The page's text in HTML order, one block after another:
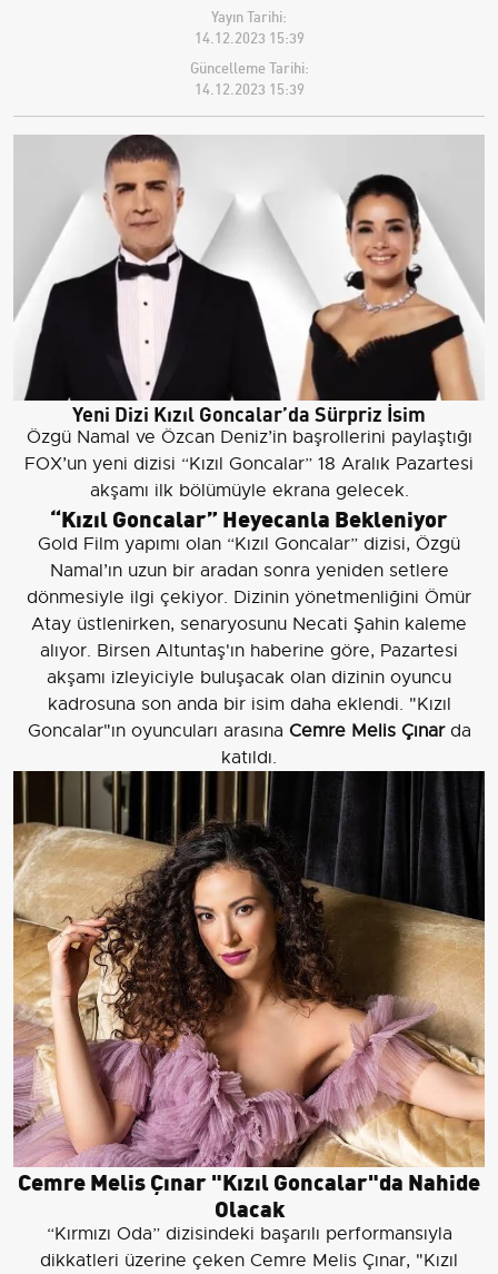
Yayın Tarihi:
14.12.2023 15:39
Güncelleme Tarihi:
14.12.2023 15:39
Yeni Dizi Kızıl Goncalar’da Sürpriz İsim
Özgü Namal ve Özcan Deniz’in başrollerini paylaştığı
FOX’un yeni dizisi “Kızıl Goncalar” 18 Aralık Pazartesi
akşamı ilk bölümüyle ekrana gelecek.
“Kızıl Goncalar” Heyecanla Bekleniyor
Gold Film yapımı olan “Kızıl Goncalar” dizisi, Özgü
Namal’ın uzun bir aradan sonra yeniden setlere
dönmesiyle ilgi çekiyor. Dizinin yönetmenliğini Ömür
Atay üstlenirken, senaryosunu Necati Şahin kaleme
alıyor. Birsen Altuntaş'ın haberine göre, Pazartesi
akşamı izleyiciyle buluşacak olan dizinin oyuncu
kadrosuna son anda bir isim daha eklendi. "Kızıl
Goncalar"ın oyuncuları arasına Cemre Melis Çınarda
katıldı.
Cemre Melis Çınar "Kızıl Goncalar"da Nahide
Olacak
“Kırmızı Oda” dizisindeki başarılı performansıyla
dikkatleri üzerine çeken Cemre Melis Çınar, "Kızıl